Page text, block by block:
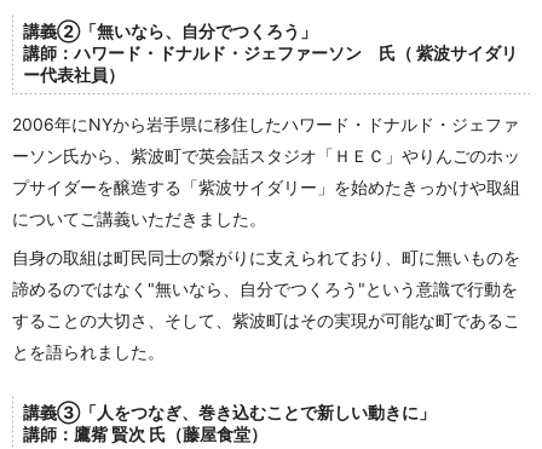
講義②「無いなら、自分でつくろう 」
講師：ハワード・ドナルド・ジェファーソン 氏（ 紫波サイダリ
ー代表社員）
2006年にNYから岩手県に移住したハワード・ドナルド・ジェファ
ーソン氏から、紫波町で英会話スタジオ「ＨＥＣ」やりんごのホッ
プサイダーを醸造する「紫波サイダリー」を始めたきっかけや取組
についてご講義いただきました。
自身の取組は町民同士の繋がりに支えられており、町に無いものを
諦めるのではなく"無いなら、自分でつくろう"という意識で行動を
することの大切さ、そして、紫波町はその実現が可能な町であるこ
とを語られました。
講義③「人をつなぎ、巻き込むことで新しい動きに 」
講師： 鷹觜 賢次 氏（藤屋食堂）